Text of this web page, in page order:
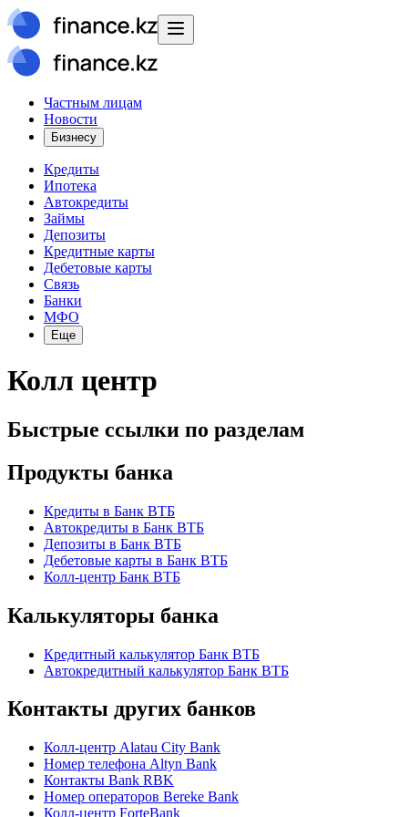
Частным лицам
Новости
Бизнесу
Кредиты
Ипотека
Автокредиты
Займы
Депозиты
Кредитные карты
Дебетовые карты
Связь
Банки
МФО
Еще
Колл центр
Быстрые ссылки по разделам
Продукты банка
Кредиты в Банк ВТБ
Автокредиты в Банк ВТБ
Депозиты в Банк ВТБ
Дебетовые карты в Банк ВТБ
Колл-центр Банк ВТБ
Калькуляторы банка
Кредитный калькулятор Банк ВТБ
Автокредитный калькулятор Банк ВТБ
Контакты других банков
Колл-центр Alatau City Bank
Номер телефона Altyn Bank
Контакты Bank RBK
Номер операторов Bereke Bank
Колл-центр ForteBank